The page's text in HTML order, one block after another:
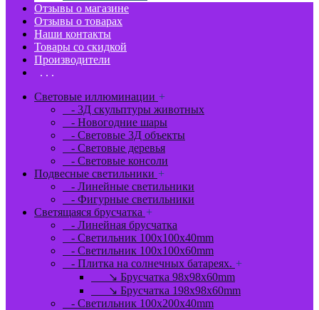
Отзывы о магазине
Отзывы о товарах
Наши контакты
Товары со скидкой
Производители
. . .
Световые иллюминации +
- 3Д скульптуры животных
- Новогодние шары
- Световые 3Д объекты
- Световые деревья
- Световые консоли
Подвесные светильники +
- Линейные светильники
- Фигурные светильники
Светящаяся брусчатка +
- Линейная брусчатка
- Светильник 100x100x40mm
- Светильник 100x100x60mm
- Плитка на солнечных батареях. +
↘ Брусчатка 98x98x60mm
↘ Брусчатка 198x98x60mm
- Светильник 100x200x40mm